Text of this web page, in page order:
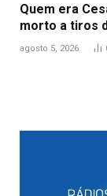
Quem era
morto a tiros
agosto 5, 2026